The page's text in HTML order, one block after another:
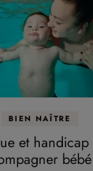
BIEN NAÎTRE
et